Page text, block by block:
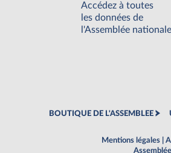
Accédez à toutes
les données de
l'Assemblée nationale
BOUTIQUE DE L'ASSEMBLEE
Mentions légales